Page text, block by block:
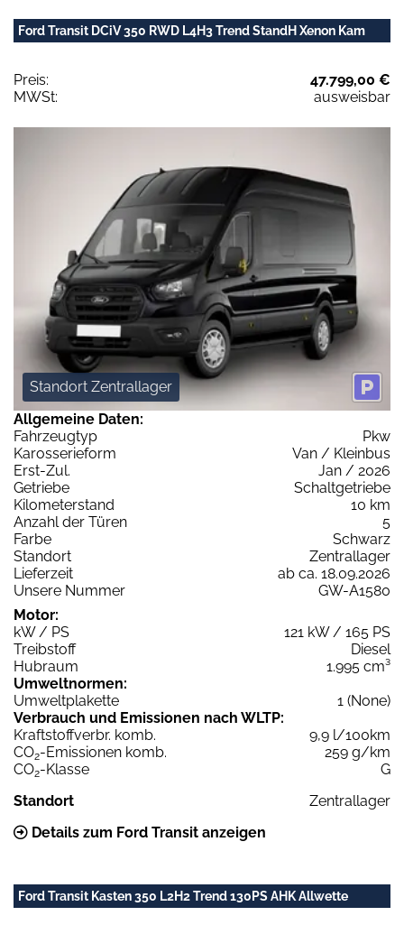
Ford Transit DCiV 350 RWD L4H3 Trend StandH Xenon Kam
Preis:
47.799,00 €
MWSt:
ausweisbar
Standort Zentrallager
Allgemeine Daten:
Fahrzeugtyp
Pkw
Karosserieform
Van / Kleinbus
Erst-Zul.
Jan / 2026
Getriebe
Schaltgetriebe
Kilometerstand
10 km
Anzahl der Türen
5
Farbe
Schwarz
Standort
Zentrallager
Lieferzeit
ab ca. 18.09.2026
Unsere Nummer
GW-A1580
Motor:
kW / PS
121 kW / 165 PS
Treibstoff
Diesel
Hubraum
1.995 cm³
Umweltnormen:
Umweltplakette
1 (None)
Verbrauch und Emissionen nach WLTP:
Kraftstoffverbr. komb.
9,9 l/100km
CO2-Emissionen komb.
259 g/km
CO2-Klasse
G
Standort
Zentrallager
Details zum Ford Transit anzeigen
Ford Transit Kasten 350 L2H2 Trend 130PS AHK Allwette